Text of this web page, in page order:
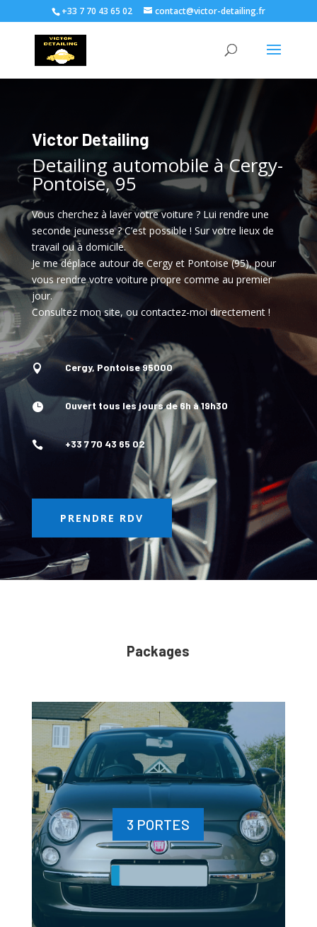
+33 7 70 43 65 02 contact@victor-detailing.fr
Victor Detailing
Detailing automobile à Cergy-
Pontoise, 95
Vous cherchez à laver votre voiture ? Lui rendre une
seconde jeunesse ? C’est possible ! Sur votre lieux de
travail ou à domicile.
Je me déplace autour de Cergy et Pontoise (95), pour
vous rendre votre voiture propre comme au premier
jour.
Consultez mon site, ou contactez-moi directement !
 Cergy, Pontoise 95000
 Ouvert tous les jours de 6h à 19h30
 +33 7 70 43 65 02
PRENDRE RDV
Packages
3 PORTES